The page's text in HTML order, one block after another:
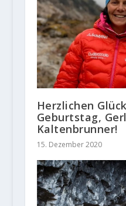
Herzlichen
Geburtstag,
Kaltenbrunner!
15. Dezember 2020